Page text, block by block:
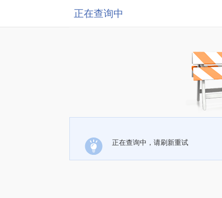
正在查询中
正在查询中，请刷新重试